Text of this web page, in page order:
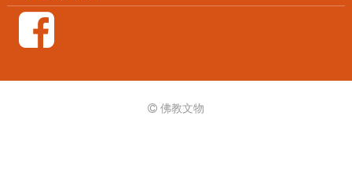
佛教文物